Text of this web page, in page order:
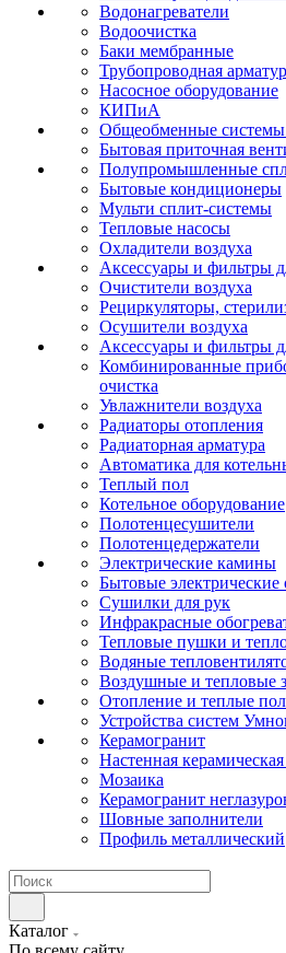
Водонагреватели
Водоочистка
Баки мембранные
Трубопроводная
Насосное оборудование
КИПиА
Общеобменные системы
Бытовая приточная
Полупромышленные
Бытовые кондиционеры
Мульти сплит-системы
Тепловые насосы
Охладители воздуха
Аксессуары и фильтры
Очистители воздуха
Рециркуляторы,
Осушители воздуха
Аксессуары и фильтры
Комбинированные
очистка
Увлажнители воздуха
Радиаторы отопления
Радиаторная арматура
Автоматика для
Теплый пол
Котельное оборудование
Полотенцесушители
Полотенцедержатели
Электрические камины
Бытовые электрические
Сушилки для рук
Инфракрасные
Тепловые пушки и
Водяные
Воздушные и тепловые
Отопление и теплые
Устройства систем
Керамогранит
Настенная
Мозаика
Керамогранит
Шовные заполнители
Профиль металлический
Каталог